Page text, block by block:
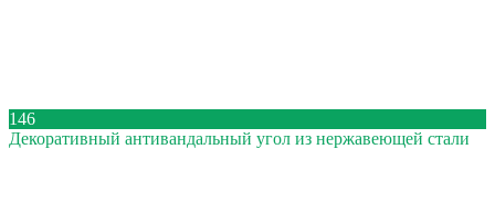
146
Декоративный антивандальный угол из нержавеющей стали